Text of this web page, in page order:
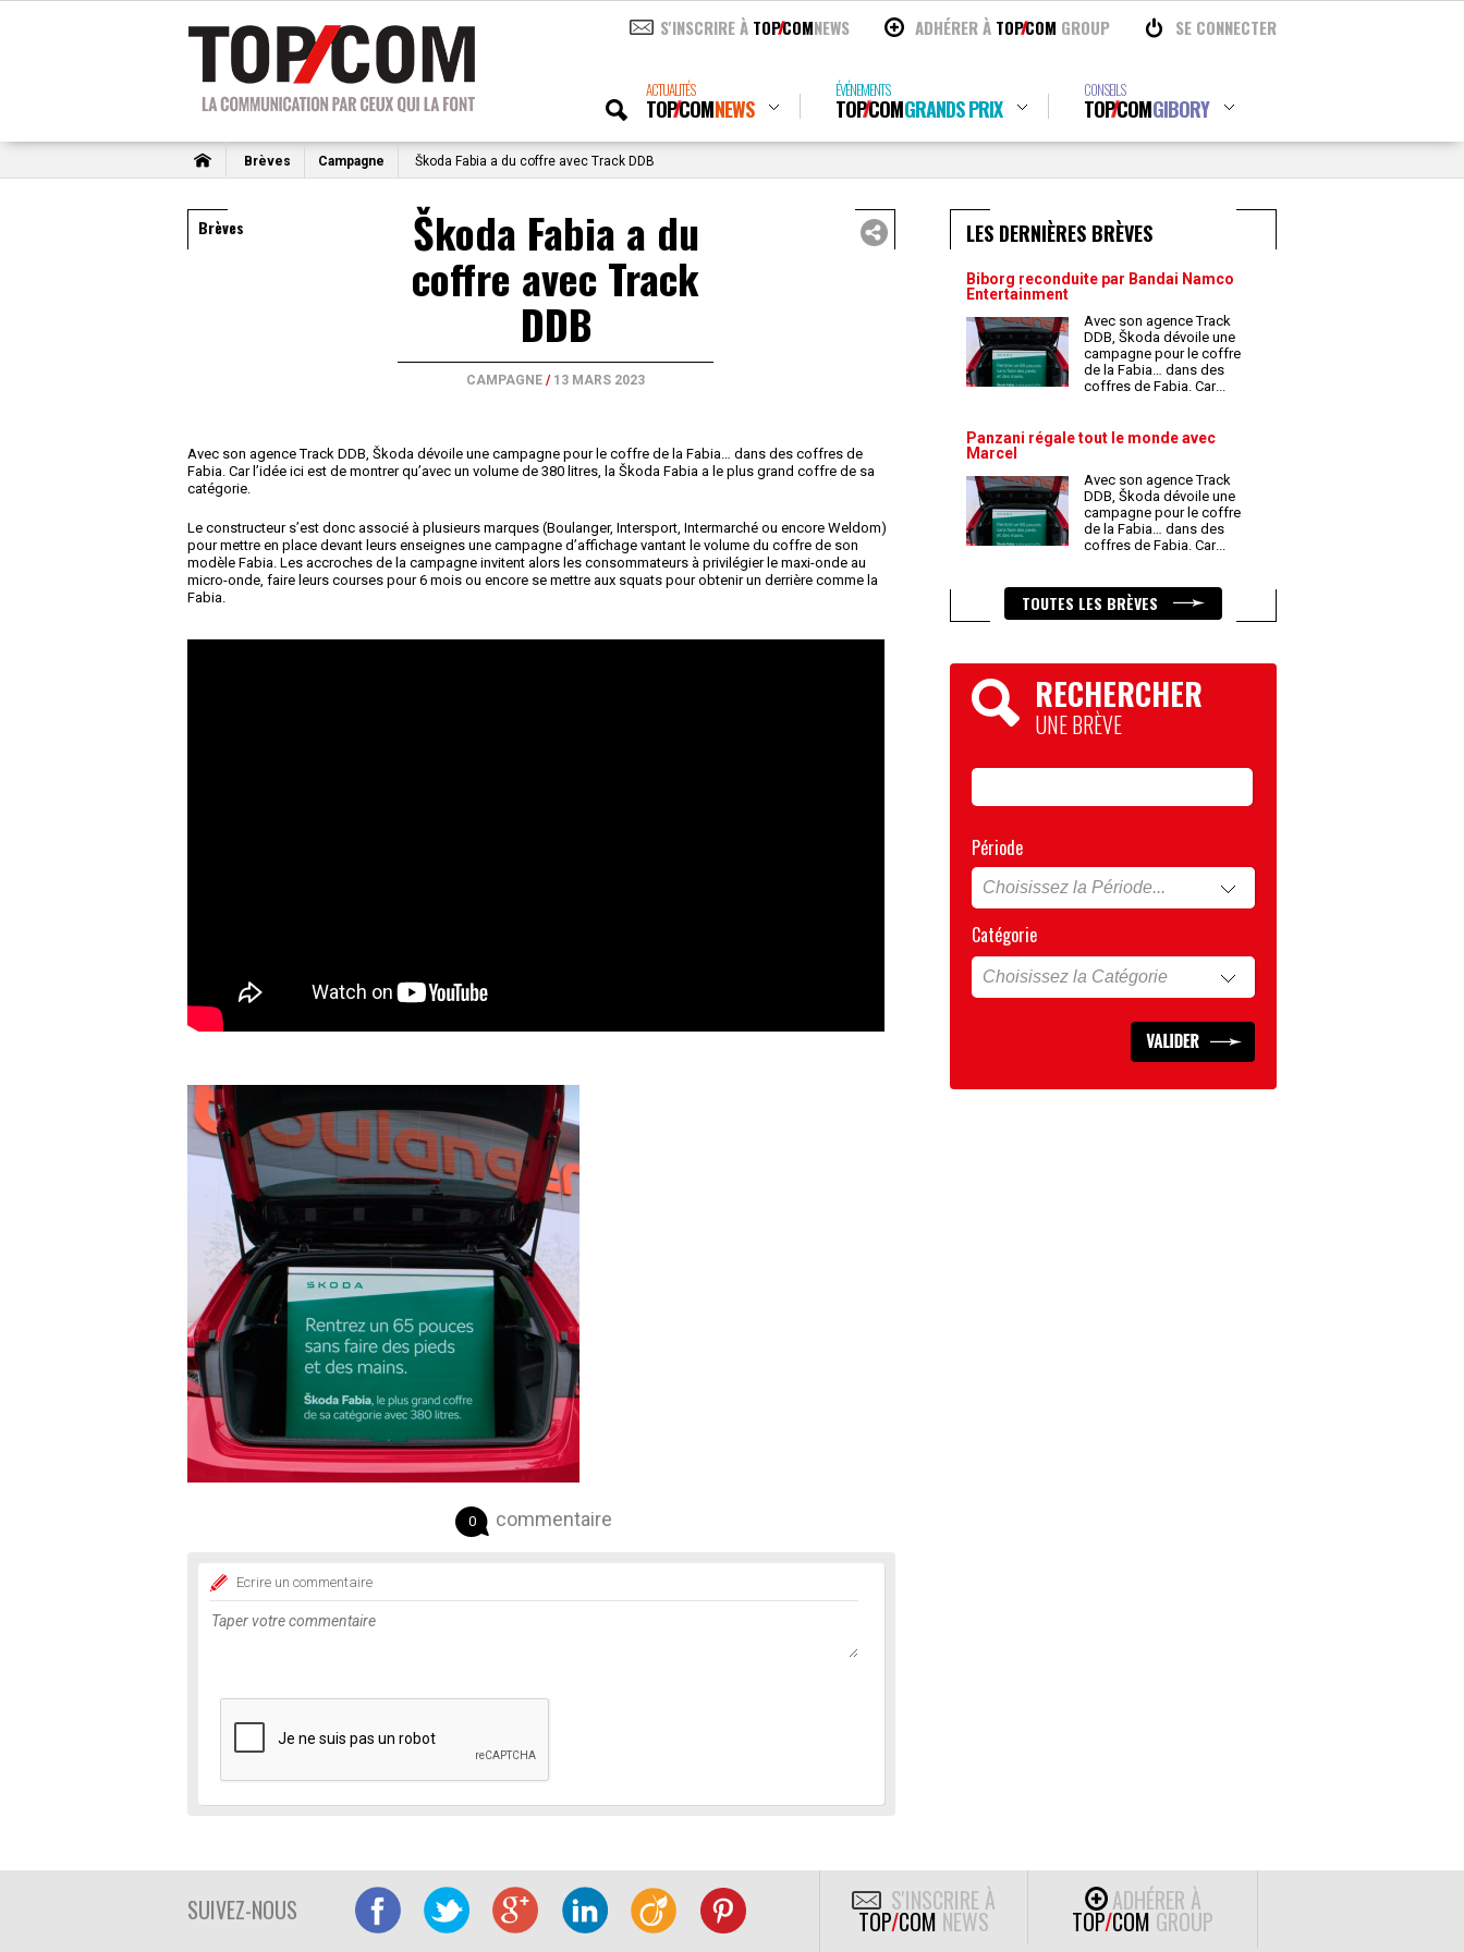
S'INSCRIRE À TOPCOMNEWS ADHÉRER À TOPCOM GROUP SE CONNECTER
ACTUALITÉS
TOPCOMNEWS
ÉVÉNEMENTS
TOPCOMGRANDS PRIX
CONSEILS
TOPCOMGIBORY
Brèves Campagne Škoda Fabia a du coffre avec Track DDB
Brèves Škoda Fabia a du
coffre avec Track
DDB
CAMPAGNE / 13 MARS 2023
Avec son agence Track DDB, Škoda dévoile une campagne pour le coffre de la Fabia… dans des coffres de
Fabia. Car l’idée ici est de montrer qu’avec un volume de 380 litres, la Škoda Fabia a le plus grand coffre de sa
catégorie.
Le constructeur s’est donc associé à plusieurs marques (Boulanger, Intersport, Intermarché ou encore Weldom)
pour mettre en place devant leurs enseignes une campagne d’affichage vantant le volume du coffre de son
modèle Fabia. Les accroches de la campagne invitent alors les consommateurs à privilégier le maxi-onde au
micro-onde, faire leurs courses pour 6 mois ou encore se mettre aux squats pour obtenir un derrière comme la
Fabia.
0 commentaire
Ecrire un commentaire
LES DERNIÈRES BRÈVES
Biborg reconduite par Bandai Namco
Entertainment
Avec son agence Track
DDB, Škoda dévoile une
campagne pour le coffre
de la Fabia… dans des
coffres de Fabia. Car...
Panzani régale tout le monde avec
Marcel
Avec son agence Track
DDB, Škoda dévoile une
campagne pour le coffre
de la Fabia… dans des
coffres de Fabia. Car...
TOUTES LES BRÈVES
RECHERCHER
UNE BRÈVE
Période
Catégorie
SUIVEZ-NOUS S'INSCRIRE À
TOP/COM NEWS
ADHÉRER À
TOP/COM GROUP